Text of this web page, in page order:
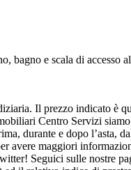
bagno e scala di accesso
Il prezzo indicato è
Centro Servizi
durante e dopo l’asta,
avere maggiori
Seguici sulle nostre